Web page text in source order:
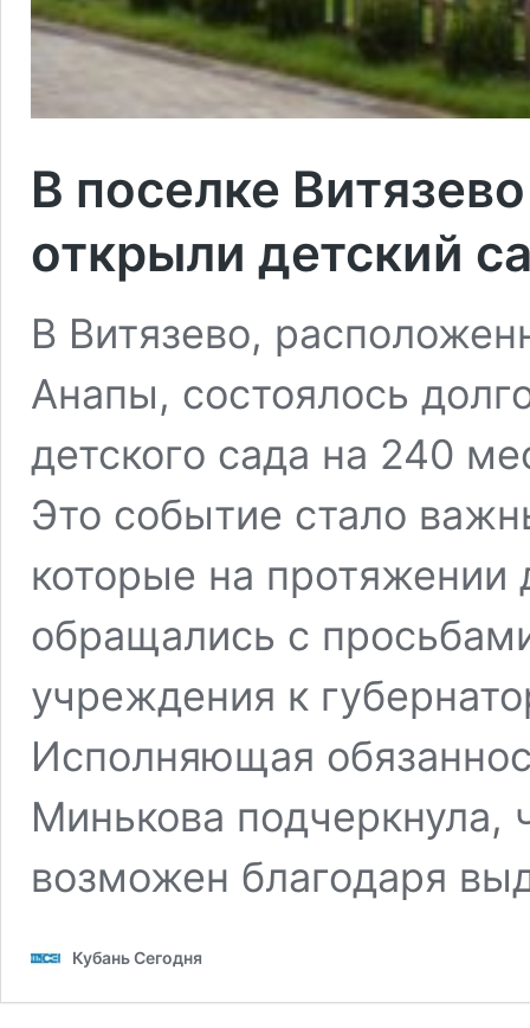
В поселке
открыли детский
В Витязево,
Анапы, состоялось
детского сада на 240
Это событие стало
которые на протяжении
обращались с
учреждения к
Исполняющая
Минькова подчеркнула,
возможен благодаря
Кубань Сегодня